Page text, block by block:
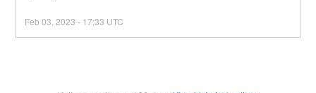
Feb03 ,2023 - 17:33 UTC